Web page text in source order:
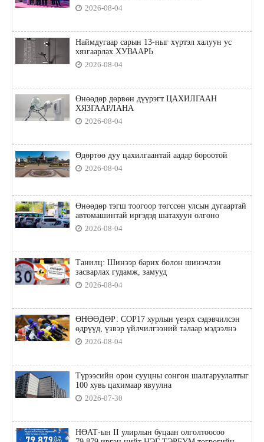
2026-08-04
Наймдугаар сарын 13-ныг хүртэл халуун ус
хязгаарлах ХУВААРЬ
2026-08-04
Өнөөдөр дөрвөн дүүрэгт ЦАХИЛГААН
ХЯЗГААРЛАНА
2026-08-04
Өдөртөө дуу цахилгаантай аадар бороотой
2026-08-04
Өнөөдөр тэгш тоогоор төгссөн улсын дугаартай
автомашинтай иргэдэд шатахуун олгоно
2026-08-04
Танилц: Шинээр барих болон шинэчлэн
засварлах гудамж, замууд
2026-08-04
ӨНӨӨДӨР: COP17 хурлын үеэрх сэдэвчилсэн
өдрүүд, үзвэр үйлчилгээний талаар мэдээлнэ
2026-08-04
Түрээсийн орон сууцны сонгон шалгаруулалтыг
100 хувь цахимаар явуулна
2026-07-30
НӨАТ-ын II улирлын буцаан олголтоосоо